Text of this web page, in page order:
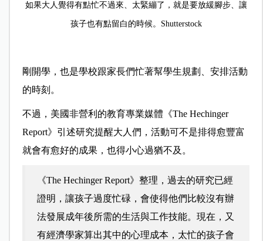
如果大人覺得有點忙不過來、太緊繃了，就是要放緩腳步、讓
孩子也有點留白的時候。Shutterstock
剛開學，也是學校跟家長們忙著幫學生規劃、安排活動
的時刻。
不過，美國非營利的教育專業媒體《The Hechinger
Report》引述研究提醒大人們，活動可不是排得愈豐富
就會有愈好的成果，也得小心過猶不及。
《The Hechinger Report》整理，過去的研究已經
證明，讓孩子過度忙碌，會使得他們比較沒有辦
法發展成年後所需的生活與工作技能。現在，又
有經濟學家算出其中的心理成本，太忙的孩子會